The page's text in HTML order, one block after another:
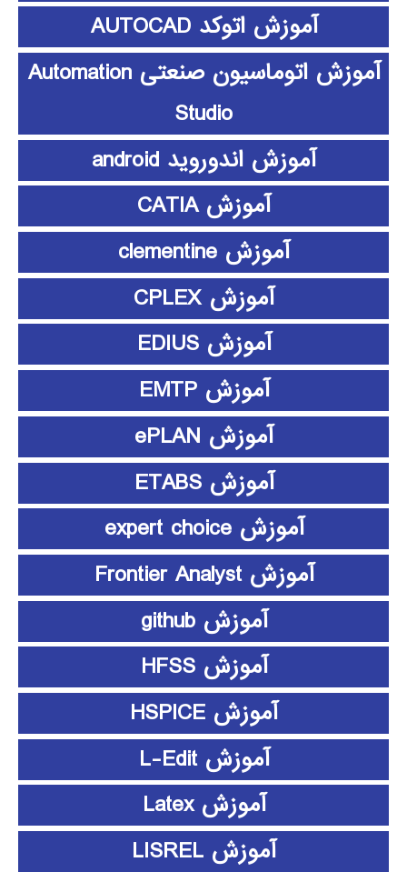
آموزش اتوکد AUTOCAD
آموزش اتوماسیون صنعتی Automation
Studio
آموزش اندوروید android
آموزش CATIA
آموزش clementine
آموزش CPLEX
آموزش EDIUS
آموزش EMTP
آموزش ePLAN
آموزش ETABS
آموزش expert choice
آموزش Frontier Analyst
آموزش github
آموزش HFSS
آموزش HSPICE
آموزش L-Edit
آموزش Latex
آموزش LISREL